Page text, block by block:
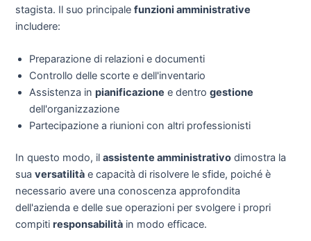
stagista. Il suo principalefunzioni amministrative
includere:
Preparazione di relazioni e documenti
Controllo delle scorte e dell'inventario
Assistenza inpianificazione e dentrogestione
dell'organizzazione
Partecipazione a riunioni con altri professionisti
In questo modo, ilassistente amministrativo dimostra la
suaversatilità e capacità di risolvere le sfide, poiché è
necessario avere una conoscenza approfondita
dell'azienda e delle sue operazioni per svolgere i propri
compitiresponsabilità in modo efficace.